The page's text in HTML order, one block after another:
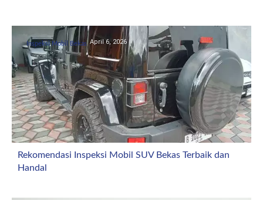
Inspeksi Mobil Bekas April 6, 2026
Rekomendasi Inspeksi Mobil SUV Bekas Terbaik dan
Handal